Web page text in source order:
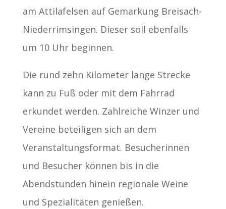
am Attilafelsen auf Gemarkung Breisach-
Niederrimsingen. Dieser soll ebenfalls
um 10 Uhr beginnen.
Die rund zehn Kilometer lange Strecke
kann zu Fuß oder mit dem Fahrrad
erkundet werden. Zahlreiche Winzer und
Vereine beteiligen sich an dem
Veranstaltungsformat. Besucherinnen
und Besucher können bis in die
Abendstunden hinein regionale Weine
und Spezialitäten genießen.